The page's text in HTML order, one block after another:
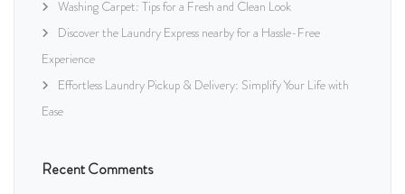
Washing Carpet: Tips for a Fresh and Clean Look
Discover the Laundry Express nearby for a Hassle-Free
Experience
Effortless Laundry Pickup & Delivery: Simplify Your Life with
Ease
Recent Comments